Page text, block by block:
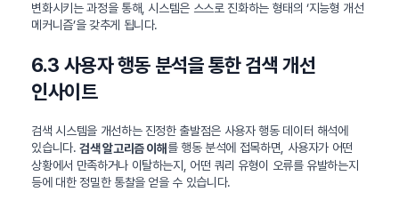
변화시키는 과정을 통해, 시스템은 스스로 진화하는 형태의 ‘지능형 개선
메커니즘’을 갖추게 됩니다.
6.3 사용자 행동 분석을 통한 검색 개선
인사이트
검색 시스템을 개선하는 진정한 출발점은 사용자 행동 데이터 해석에
있습니다.검색 알고리즘 이해 를 행동 분석에 접목하면, 사용자가 어떤
상황에서 만족하거나 이탈하는지, 어떤 쿼리 유형이 오류를 유발하는지
등에 대한 정밀한 통찰을 얻을 수 있습니다.